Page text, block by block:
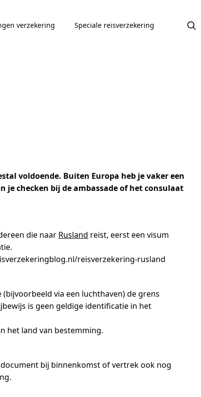
verzekering Speciale reisverzekering
voldoende. Buiten Europa heb je vaker een
je checken bij de ambassade of het consulaat
die naar Rusland reist, eerst een visum
reisverzekering-rusland
via een luchthaven) de grens
is geen geldige identificatie in het
het land van bestemming.
bij binnenkomst of vertrek ook nog